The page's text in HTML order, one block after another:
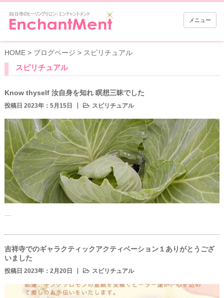
メニュー
HOME> ブログページ > スピリチュアル
スピリチュアル
Know thyself 汝自身を知れ 瞑想三昧でした
投稿日 2023年：5月15日 スピリチュアル
…
吉祥寺でのギャラクティックアクティベーション１ありがとうござ
いました
投稿日 2023年：2月20日 スピリチュアル